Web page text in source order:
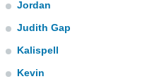
Jordan
Judith Gap
Kalispell
Kevin